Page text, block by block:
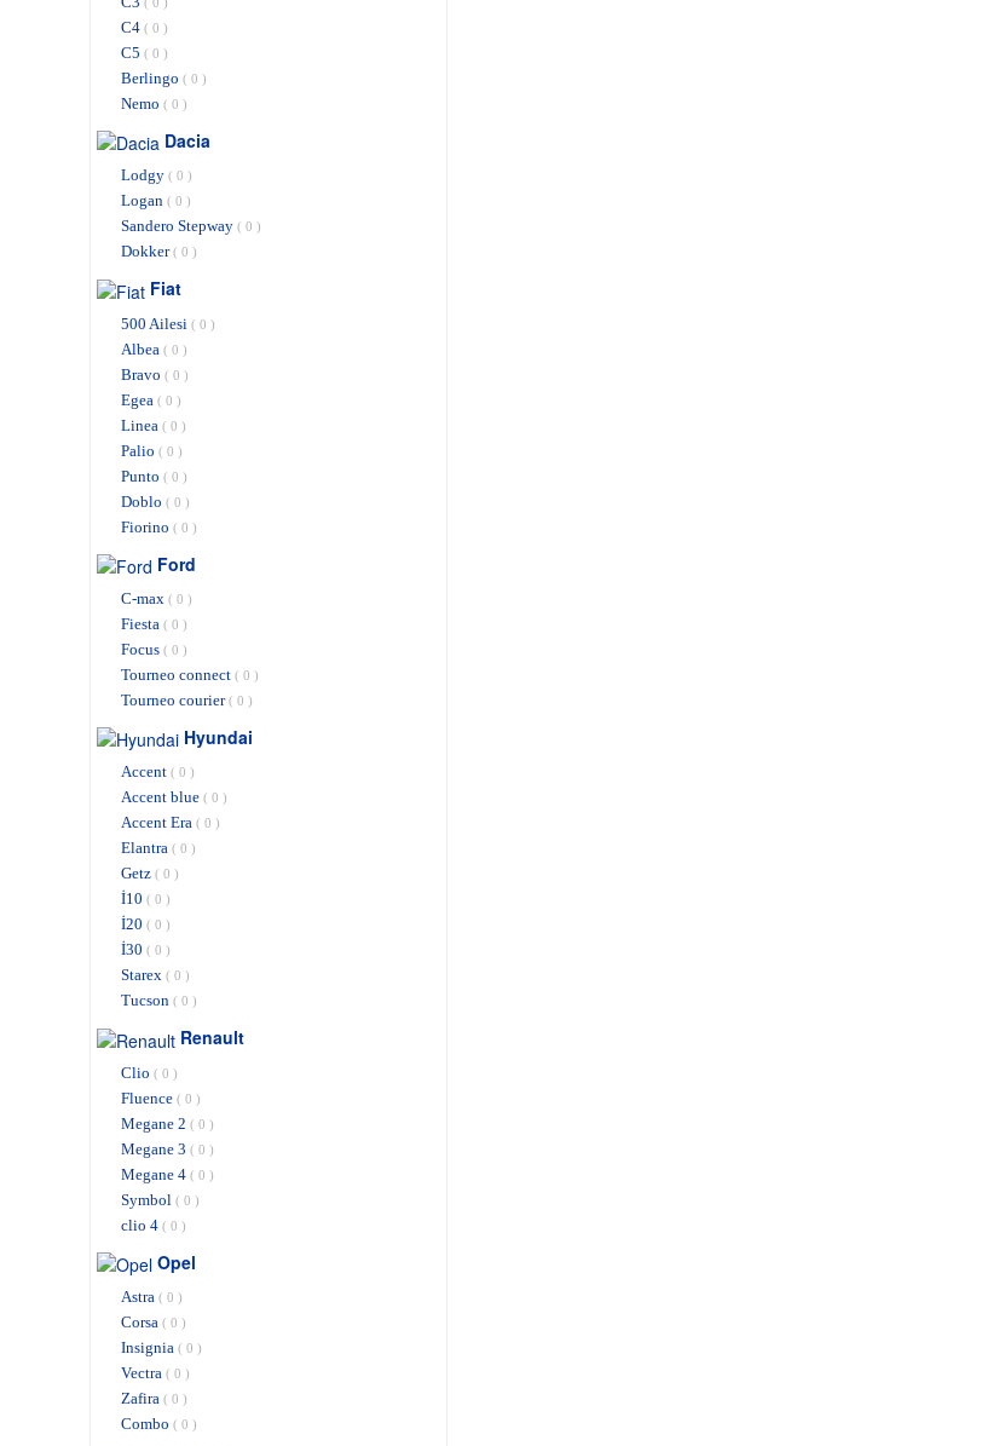
C4 ( 0 )
C5 ( 0 )
Berlingo ( 0 )
Nemo ( 0 )
Dacia
Lodgy ( 0 )
Logan ( 0 )
Sandero Stepway ( 0 )
Dokker( 0 )
Fiat
500 Ailesi ( 0 )
Albea ( 0 )
Bravo ( 0 )
Egea ( 0 )
Linea ( 0 )
Palio ( 0 )
Punto ( 0 )
Doblo ( 0 )
Fiorino ( 0 )
Ford
C-max ( 0 )
Fiesta ( 0 )
Focus ( 0 )
Tourneo connect ( 0 )
Tourneo courier( 0 )
Hyundai
Accent ( 0 )
Accent blue ( 0 )
Accent Era ( 0 )
Elantra ( 0 )
Getz ( 0 )
İ10 ( 0 )
İ20 ( 0 )
İ30 ( 0 )
Starex ( 0 )
Tucson ( 0 )
Renault
Clio ( 0 )
Fluence ( 0 )
Megane 2 ( 0 )
Megane 3 ( 0 )
Megane 4 ( 0 )
Symbol ( 0 )
clio 4 ( 0 )
Opel
Astra ( 0 )
Corsa ( 0 )
Insignia ( 0 )
Vectra ( 0 )
Zafira ( 0 )
Combo ( 0 )